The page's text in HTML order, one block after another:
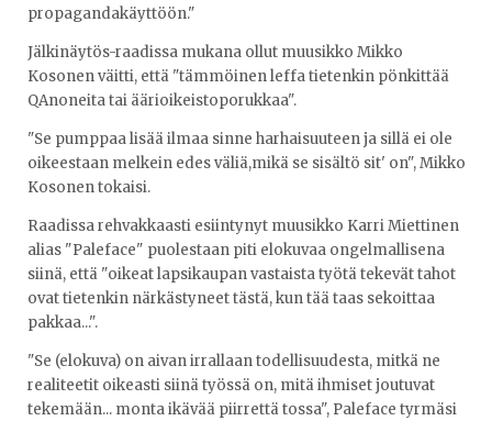
propagandakäyttöön."
Jälkinäytös-raadissa mukana ollut muusikko Mikko
Kosonen väitti, että "tämmöinen leffa tietenkin pönkittää
QAnoneita tai äärioikeistoporukkaa".
"Se pumppaa lisää ilmaa sinne harhaisuuteen ja sillä ei ole
oikeestaan melkein edes väliä,mikä se sisältö sit' on", Mikko
Kosonen tokaisi.
Raadissa rehvakkaasti esiintynyt muusikko Karri Miettinen
alias "Paleface" puolestaan piti elokuvaa ongelmallisena
siinä, että "oikeat lapsikaupan vastaista työtä tekevät tahot
ovat tietenkin närkästyneet tästä, kun tää taas sekoittaa
pakkaa...".
"Se (elokuva) on aivan irrallaan todellisuudesta, mitkä ne
realiteetit oikeasti siinä työssä on, mitä ihmiset joutuvat
tekemään... monta ikävää piirrettä tossa", Paleface tyrmäsi